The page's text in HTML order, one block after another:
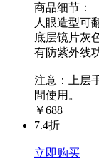
商品细节：
人眼造型可
底层镜片灰
有防紫外线
注意：上层
間使用。
￥688
7.4折
立即购买